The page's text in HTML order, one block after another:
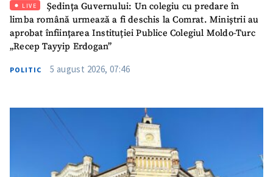
LIVE
Ședința Guvernului: Un colegiu cu predare în
limba română urmează a fi deschis la Comrat. Miniștrii au
aprobat înființarea Instituției Publice Colegiul Moldo-Turc
„Recep Tayyip Erdogan”
POLITIC 5 august 2026, 07:46
Titlu știre
+ Adaugă titlu
+ Încarcă imagine